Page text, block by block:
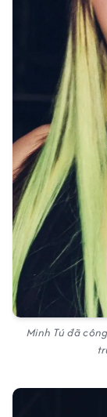
Minh Tú đã